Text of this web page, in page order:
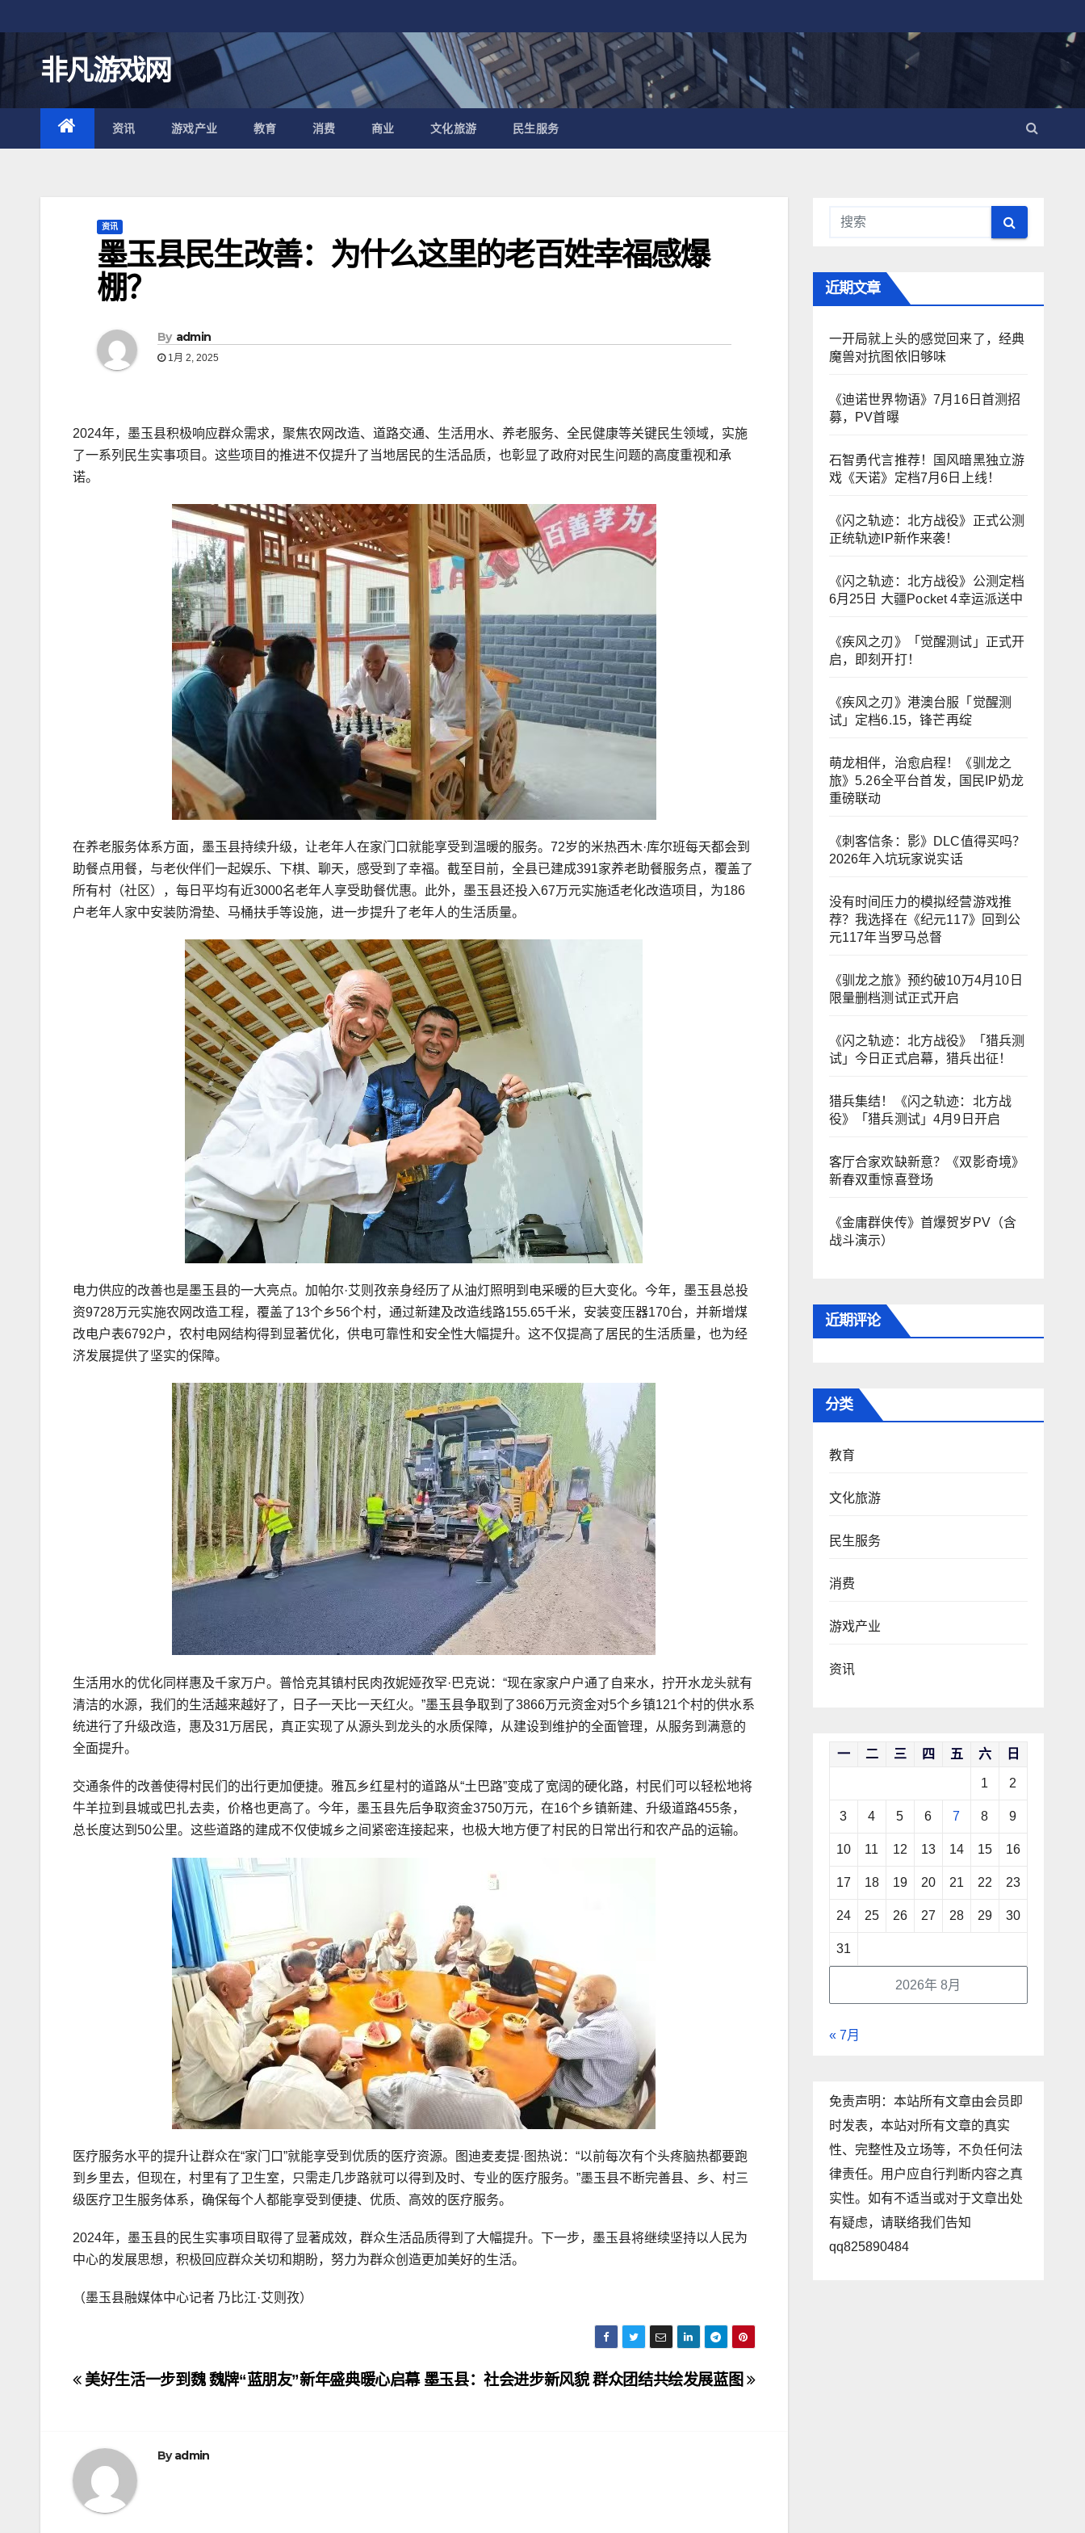
至
内
容
非凡游戏网
资讯 游戏产业 教育 消费 商业 文化旅游 民生服务
资讯
墨玉县民生改善：为什么这里的老百姓幸福感爆
棚？
By admin
1月 2, 2025
2024年，墨玉县积极响应群众需求，聚焦农网改造、道路交通、生活用水、养老服务、全民健康等关键民生领域，实施
了一系列民生实事项目。这些项目的推进不仅提升了当地居民的生活品质，也彰显了政府对民生问题的高度重视和承
诺。
在养老服务体系方面，墨玉县持续升级，让老年人在家门口就能享受到温暖的服务。72岁的米热西木·库尔班每天都会到
助餐点用餐，与老伙伴们一起娱乐、下棋、聊天，感受到了幸福。截至目前，全县已建成391家养老助餐服务点，覆盖了
所有村（社区），每日平均有近3000名老年人享受助餐优惠。此外，墨玉县还投入67万元实施适老化改造项目，为186
户老年人家中安装防滑垫、马桶扶手等设施，进一步提升了老年人的生活质量。
电力供应的改善也是墨玉县的一大亮点。加帕尔·艾则孜亲身经历了从油灯照明到电采暖的巨大变化。今年，墨玉县总投
资9728万元实施农网改造工程，覆盖了13个乡56个村，通过新建及改造线路155.65千米，安装变压器170台，并新增煤
改电户表6792户，农村电网结构得到显著优化，供电可靠性和安全性大幅提升。这不仅提高了居民的生活质量，也为经
济发展提供了坚实的保障。
生活用水的优化同样惠及千家万户。普恰克其镇村民肉孜妮娅孜罕·巴克说：“现在家家户户通了自来水，拧开水龙头就有
清洁的水源，我们的生活越来越好了，日子一天比一天红火。”墨玉县争取到了3866万元资金对5个乡镇121个村的供水系
统进行了升级改造，惠及31万居民，真正实现了从源头到龙头的水质保障，从建设到维护的全面管理，从服务到满意的
全面提升。
交通条件的改善使得村民们的出行更加便捷。雅瓦乡红星村的道路从“土巴路”变成了宽阔的硬化路，村民们可以轻松地将
牛羊拉到县城或巴扎去卖，价格也更高了。今年，墨玉县先后争取资金3750万元，在16个乡镇新建、升级道路455条，
总长度达到50公里。这些道路的建成不仅使城乡之间紧密连接起来，也极大地方便了村民的日常出行和农产品的运输。
医疗服务水平的提升让群众在“家门口”就能享受到优质的医疗资源。图迪麦麦提·图热说：“以前每次有个头疼脑热都要跑
到乡里去，但现在，村里有了卫生室，只需走几步路就可以得到及时、专业的医疗服务。”墨玉县不断完善县、乡、村三
级医疗卫生服务体系，确保每个人都能享受到便捷、优质、高效的医疗服务。
2024年，墨玉县的民生实事项目取得了显著成效，群众生活品质得到了大幅提升。下一步，墨玉县将继续坚持以人民为
中心的发展思想，积极回应群众关切和期盼，努力为群众创造更加美好的生活。
（墨玉县融媒体中心记者 乃比江·艾则孜）
文
导
航
墨玉县：社会进步新风貌 群众团结共绘发展蓝图
美好生活一步到魏 魏牌“蓝朋友”新年盛典暖心启幕
Byadmin
近期文章
一开局就上头的感觉回来了，经典
魔兽对抗图依旧够味
《迪诺世界物语》7月16日首测招
募，PV首曝
石智勇代言推荐！国风暗黑独立游
戏《天诺》定档7月6日上线！
《闪之轨迹：北方战役》正式公测
正统轨迹IP新作来袭！
《闪之轨迹：北方战役》公测定档
6月25日 大疆Pocket 4幸运派送中
《疾风之刃》「觉醒测试」正式开
启，即刻开打！
《疾风之刃》港澳台服「觉醒测
试」定档6.15，锋芒再绽
萌龙相伴，治愈启程！《驯龙之
旅》5.26全平台首发，国民IP奶龙
重磅联动
《刺客信条：影》DLC值得买吗？
2026年入坑玩家说实话
没有时间压力的模拟经营游戏推
荐？我选择在《纪元117》回到公
元117年当罗马总督
《驯龙之旅》预约破10万4月10日
限量删档测试正式开启
《闪之轨迹：北方战役》「猎兵测
试」今日正式启幕，猎兵出征！
猎兵集结！《闪之轨迹：北方战
役》「猎兵测试」4月9日开启
客厅合家欢缺新意？《双影奇境》
新春双重惊喜登场
《金庸群侠传》首爆贺岁PV（含
战斗演示）
近期评论
分类
教育
文化旅游
民生服务
消费
游戏产业
资讯
2026年 8月
一 二 三 四 五 六 日
1 2
3 4 5 6 7 8 9
10 11 12 13 14 15 16
17 18 19 20 21 22 23
24 25 26 27 28 29 30
31
« 7月
免责声明：本站所有文章由会员即
时发表，本站对所有文章的真实
性、完整性及立场等，不负任何法
律责任。用户应自行判断内容之真
实性。如有不适当或对于文章出处
有疑虑，请联络我们告知
qq825890484